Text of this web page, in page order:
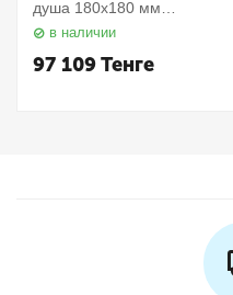
душа 180х180 мм
Elegance 11657010000
Keuco
в наличии
97 109Тенге